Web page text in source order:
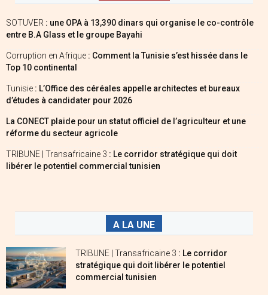
SOTUVER : une OPA à 13,390 dinars qui organise le co-contrôle
entre B.A Glass et le groupe Bayahi
Corruption en Afrique : Comment la Tunisie s’est hissée dans le
Top 10 continental
Tunisie : L’Office des céréales appelle architectes et bureaux
d’études à candidater pour 2026
La CONECT plaide pour un statut officiel de l’agriculteur et une
réforme du secteur agricole
TRIBUNE | Transafricaine 3 : Le corridor stratégique qui doit
libérer le potentiel commercial tunisien
A LA UNE
TRIBUNE | Transafricaine 3 : Le corridor
stratégique qui doit libérer le potentiel
commercial tunisien